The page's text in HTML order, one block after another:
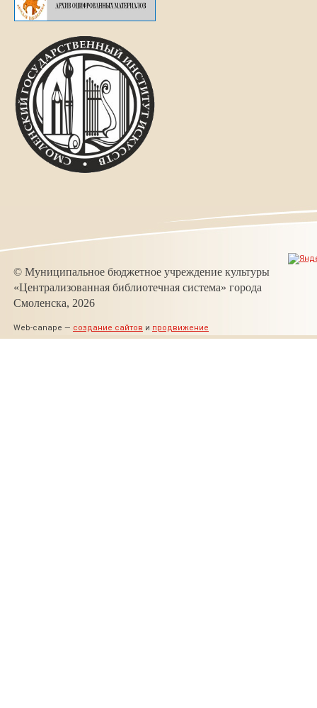
© Муниципальное бюджетное учреждение культуры
«Централизованная библиотечная система» города
Смоленска, 2026
Web-canape — создание сайтов и продвижение